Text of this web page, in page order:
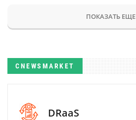
ПОКАЗАТЬ ЕЩЕ
CNEWSMARKET
DRaaS